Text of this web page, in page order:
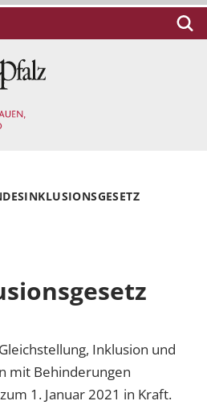
Inklusion und
mit Behinderungen
1. Januar 2021 in Kraft.